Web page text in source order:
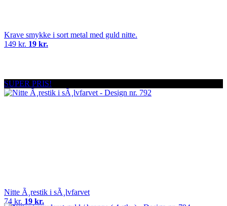
Krave smykke i sort metal med guld nitte.
149 kr. 19 kr.
SUPER PRIS!
Nitte Ã¸restik i sÃ¸lvfarvet
74 kr. 19 kr.